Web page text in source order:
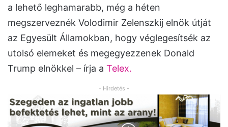
a lehető leghamarabb, még a héten
megszerveznék Volodimir Zelenszkij elnök útját
az Egyesült Államokban, hogy véglegesítsék az
utolsó elemeket és megegyezzenek Donald
Trump elnökkel – írja a Telex.
- Hirdetés -